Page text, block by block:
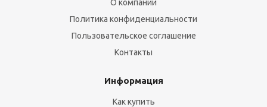
О компании
Политика конфиденциальности
Пользовательское соглашение
Контакты
Информация
Как купить